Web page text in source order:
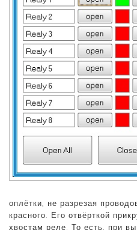
оплётки, не разрезая
красного. Его отвёрткой
хвостам реле. То есть, при